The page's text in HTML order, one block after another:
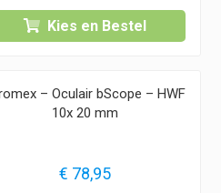
Kies en Bestel
– Oculair bScope – HWF
10x 20 mm
€ 78,95